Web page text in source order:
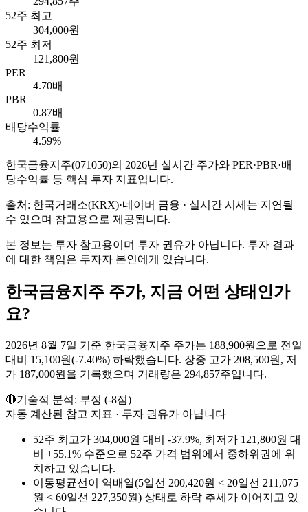
52주 최고
304,000원
52주 최저
121,800원
PER
4.70배
PBR
0.87배
배당수익률
4.59%
한국금융지주(071050)의 2026년 실시간 주가와 PER·PBR·배
당수익률 등 핵심 투자 지표입니다.
출처: 한국거래소(KRX)·네이버 금융 · 실시간 시세는 지연될
수 있으며 참고용으로 제공됩니다.
본 정보는 투자 참고용이며 투자 권유가 아닙니다. 투자 결과
에 대한 책임은 투자자 본인에게 있습니다.
한국금융지주 주가, 지금 어떤 상태인가
요?
2026년 8월 7일 기준 한국금융지주 주가는 188,900원으로 전일
대비 15,100원(-7.40%) 하락했습니다. 장중 고가 208,500원, 저
가 187,000원을 기록했으며 거래량은 294,857주입니다.
🔴기술적 분석: 부정 (-8점)
자동 계산된 참고 지표 · 투자 권유가 아닙니다
52주 최고가 304,000원 대비 -37.9%, 최저가 121,800원 대
비 +55.1% 수준으로 52주 가격 범위에서 중하위권에 위
치하고 있습니다.
이동평균선이 역배열(5일선 200,420원 < 20일선 211,075
원 < 60일선 227,350원) 상태로 하락 추세가 이어지고 있